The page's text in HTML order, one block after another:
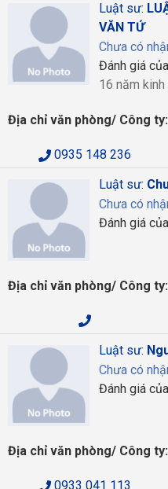
Luật sư:
VĂN TỨ
Chưa có
Đánh giá
16 năm kinh
Địa chỉ văn phòng/ Công ty:
0935 148 236
Luật sư:
Chưa có
Đánh giá
Địa chỉ văn phòng/ Công ty:
Luật sư:
Chưa có
Đánh giá
Địa chỉ văn phòng/ Công ty:
0933 041 113